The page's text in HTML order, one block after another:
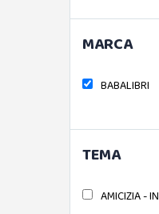
MARCA
BABALIBRI
TEMA
AMICIZIA -